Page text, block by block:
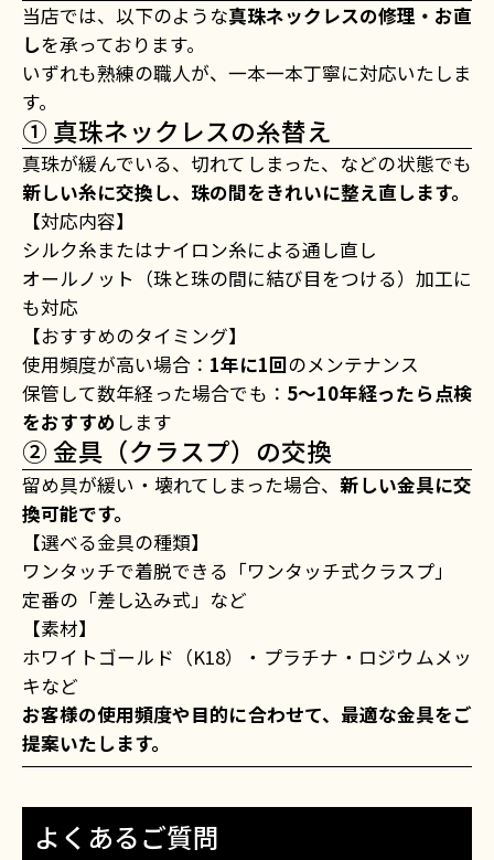
当店では、以下のような真珠ネックレスの修理・お直
しを承っております。
いずれも熟練の職人が、一本一本丁寧に対応いたしま
す。
① 真珠ネックレスの糸替え
真珠が緩んでいる、切れてしまった、などの状態でも
新しい糸に交換し、珠の間をきれいに整え直します。
【対応内容】
シルク糸またはナイロン糸による通し直し
オールノット（珠と珠の間に結び目をつける）加工に
も対応
【おすすめのタイミング】
使用頻度が高い場合： 1年に1回のメンテナンス
保管して数年経った場合でも： 5〜10年経ったら点検
をおすすめ します
② 金具（クラスプ）の交換
留め具が緩い・壊れてしまった場合、新しい金具に交
換可能です。
【選べる金具の種類】
ワンタッチで着脱できる「ワンタッチ式クラスプ」
定番の「差し込み式」など
【素材】
ホワイトゴールド（K18）・プラチナ・ロジウムメッ
キなど
お客様の使用頻度や目的に合わせて、最適な金具をご
提案いたします。
よくあるご質問